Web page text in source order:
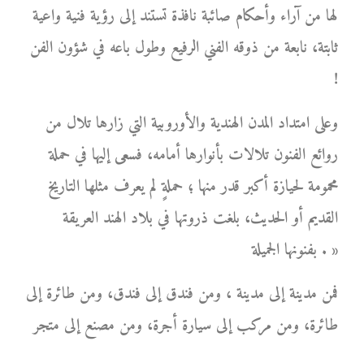
لها من آراء وأحكام صائبة نافذة تستند إلى رؤية فنية واعية
ثابتة، نابعة من ذوقه الفني الرفيع وطول باعه في شؤون الفن
!
وعلى امتداد المدن الهندية والأوروبية التي زارها تلال من
روائع الفنون تلالات بأنوارها أمامه، فسعى إليها في حملة
محمومة لحيازة أكبر قدر منها ؛ حملةٍ لم يعرف مثلها التاريخ
القديم أو الحديث، بلغت ذروتها في بلاد الهند العريقة
بفنونها الجميلة . »
فمن مدينة إلى مدينة ، ومن فندق إلى فندق، ومن طائرة إلى
طائرة، ومن مركب إلى سيارة أجرة، ومن مصنع إلى متجر